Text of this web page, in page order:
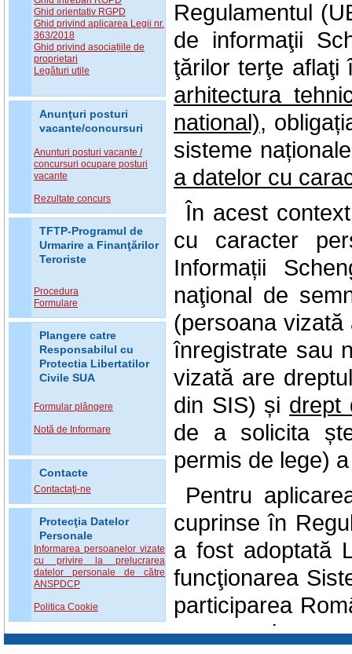
Ghid orientativ RGPD
Ghid privind aplicarea Legii nr.
363/2018
Ghid privind asociațiile de
proprietari
Legături utile
Anunţuri posturi
vacante/concursuri
Anunturi posturi vacante /
concursuri ocupare posturi
vacante
Rezultate concurs
TFTP-Programul de
Urmarire a Finanţărilor
Teroriste
Procedura
Formulare
Plangere catre
Responsabilul cu
Protectia Libertatilor
Civile SUA
Formular plângere
Notă de Informare
Contacte
Contactaţi-ne
Protecţia Datelor
Personale
Informarea persoanelor vizate
cu privire la prelucrarea
datelor personale de către
ANSPDCP
Politica Cookie
Regulamentul
de informaţii
ţărilor terţe
arhitectura
national),
sisteme
a datelor cu
În acest
cu caracter
Informații
naţional de
(persoana
înregistrate sau
vizată are
din SIS) și drept
de a solicita
permis de lege)
Pentru
cuprinse în
a fost adoptată
funcţionarea
participarea
precum şi